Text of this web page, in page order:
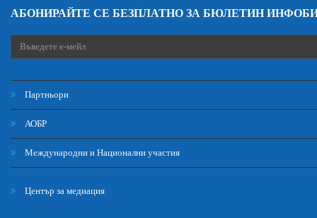
АБОНИРАЙТЕ СЕ БЕЗПЛАТНО ЗА БЮЛЕТИН
Партньори
АОБР
Международни и Национални участия
Център за медиация